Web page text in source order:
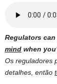
Regulators
mind when
Os reguladores
detalhes, então